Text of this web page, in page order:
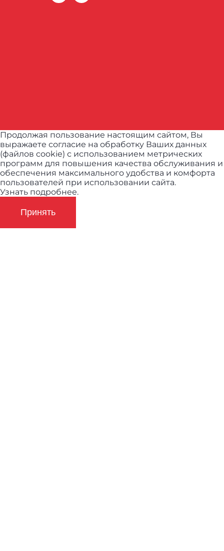
Продолжая пользование настоящим сайтом, Вы
выражаете согласие на обработку Ваших данных
(файлов cookie) с использованием метрических
программ для повышения качества обслуживания и
обеспечения максимального удобства и комфорта
пользователей при использовании сайта.
Узнать подробнее.
Принять